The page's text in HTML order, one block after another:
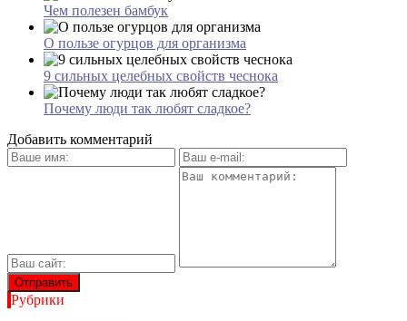
Чем полезен бамбук
О пользе огурцов для организма
9 сильных целебных свойств чеснока
Почему люди так любят сладкое?
Добавить комментарий
Рубрики